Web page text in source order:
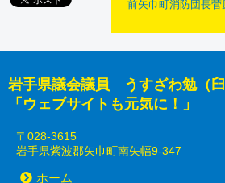
前矢巾町消防団長
岩手県議会議員 うすざわ勉（臼
「ウェブサイトも元気に！」
〒028-3615
岩手県紫波郡矢巾町南矢幅9-347
ホーム